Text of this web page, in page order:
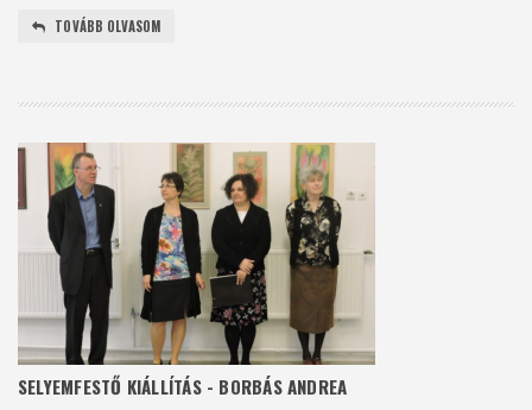
TOVÁBB OLVASOM
SELYEMFESTŐ KIÁLLÍTÁS - BORBÁS ANDREA